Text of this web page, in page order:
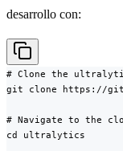
desarrollo con:
# Clone the
git clone https://
# Navigate to the
cd ultralytics